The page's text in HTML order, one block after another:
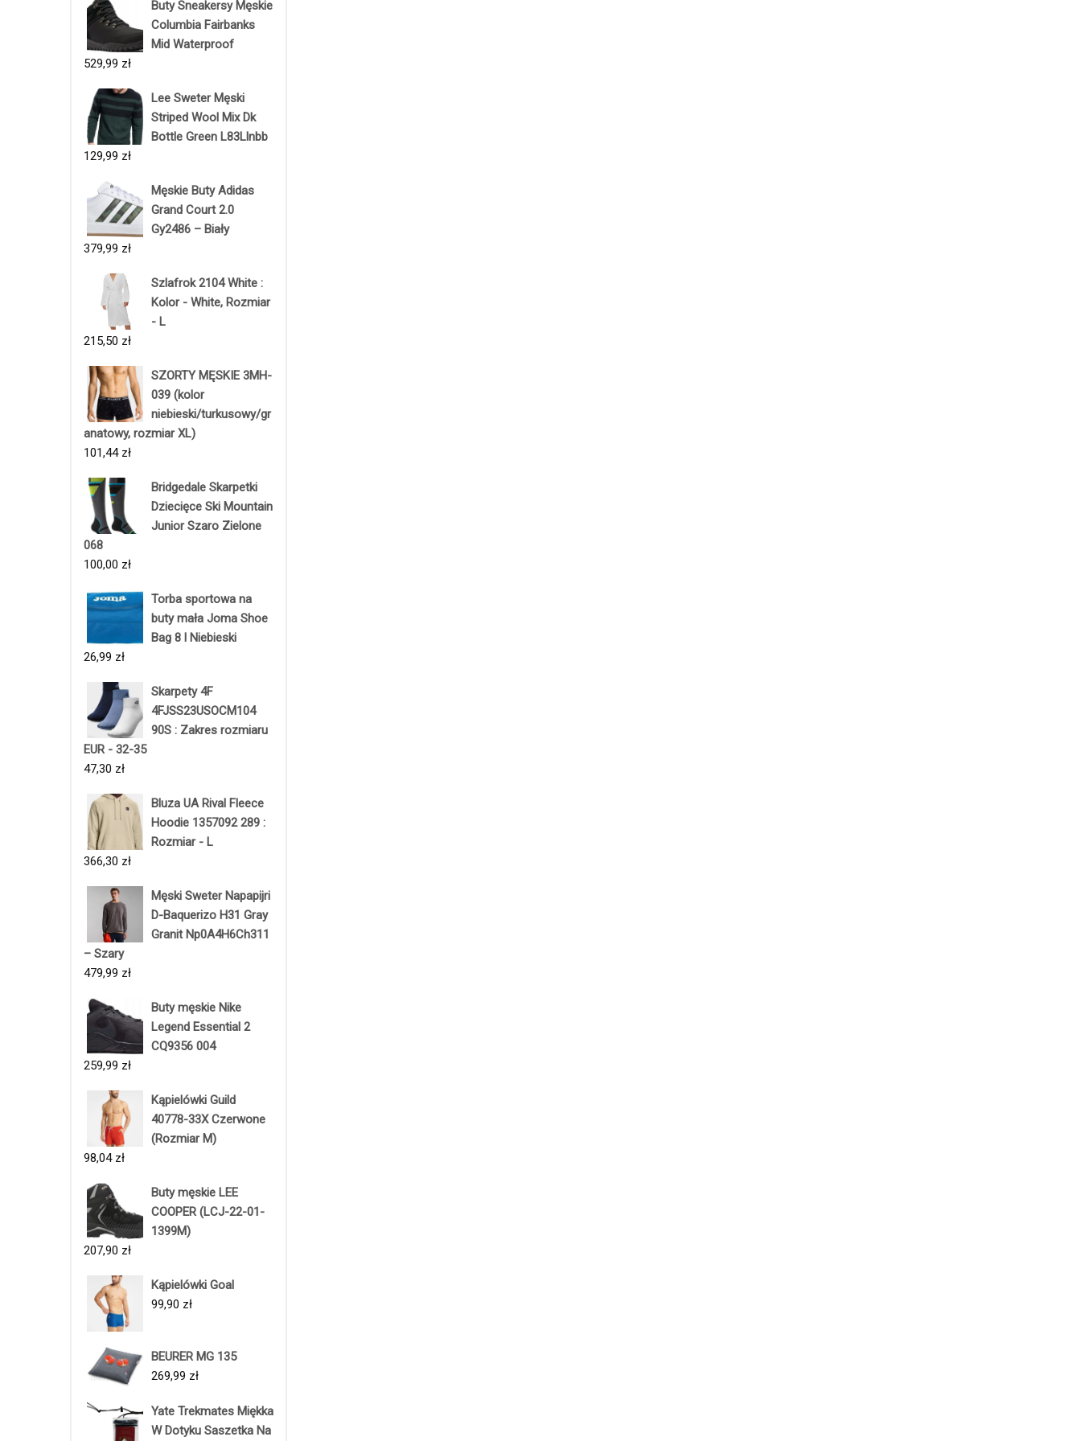
Buty Sneakersy Męskie
Columbia Fairbanks
Mid Waterproof
529,99 zł
Lee Sweter Męski
Striped Wool Mix Dk
Bottle Green L83Llnbb
129,99 zł
Męskie Buty Adidas
Grand Court 2.0
Gy2486 – Biały
379,99 zł
Szlafrok 2104 White :
Kolor - White, Rozmiar
- L
215,50 zł
SZORTY MĘSKIE 3MH-
039 (kolor
niebieski/turkusowy/gr
anatowy, rozmiar XL)
101,44 zł
Bridgedale Skarpetki
Dziecięce Ski Mountain
Junior Szaro Zielone
068
100,00 zł
Torba sportowa na
buty mała Joma Shoe
Bag 8 l Niebieski
26,99 zł
Skarpety 4F
4FJSS23USOCM104
90S : Zakres rozmiaru
EUR - 32-35
47,30 zł
Bluza UA Rival Fleece
Hoodie 1357092 289 :
Rozmiar - L
366,30 zł
Męski Sweter Napapijri
D-Baquerizo H31 Gray
Granit Np0A4H6Ch311
– Szary
479,99 zł
Buty męskie Nike
Legend Essential 2
CQ9356 004
259,99 zł
Kąpielówki Guild
40778-33X Czerwone
(Rozmiar M)
98,04 zł
Buty męskie LEE
COOPER (LCJ-22-01-
1399M)
207,90 zł
Kąpielówki Goal
99,90 zł
BEURER MG 135
269,99 zł
Yate Trekmates Miękka
W Dotyku Saszetka Na